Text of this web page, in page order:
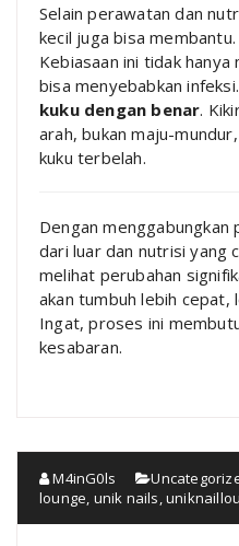
Selain perawatan dan
kecil juga bisa membantu.
Kebiasaan ini tidak
bisa menyebabkan
kuku dengan benar.
arah, bukan maju-
kuku terbelah.
Dengan
dari luar dan nutrisi yang
melihat perubahan
akan tumbuh lebih cepat,
Ingat, proses ini
kesabaran.
M4inG0ls
lounge unik nails ,